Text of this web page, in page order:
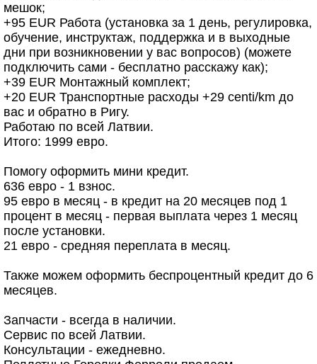
мешок;
+95 EUR Работа (установка за 1 день, регулировка,
обучение, инструктаж, поддержка и в выходные
дни при возникновении у вас вопросов) (можете
подключить сами - бесплатно расскажу как);
+39 EUR Монтажный комплект;
+20 EUR Транспортные расходы +29 centi/km до
вас и обратно в Ригу.
Работаю по всей Латвии.
Итого: 1999 евро.
Помогу оформить мини кредит.
636 евро - 1 взнос.
95 евро в месяц - в кредит на 20 месяцев под 1
процент в месяц - первая выплата через 1 месяц
после установки.
21 евро - средняя переплата в месяц.
Также можем оформить беспроцентный кредит до 6
месяцев.
Запчасти - всегда в наличии.
Сервис по всей Латвии.
Консультации - ежедневно.